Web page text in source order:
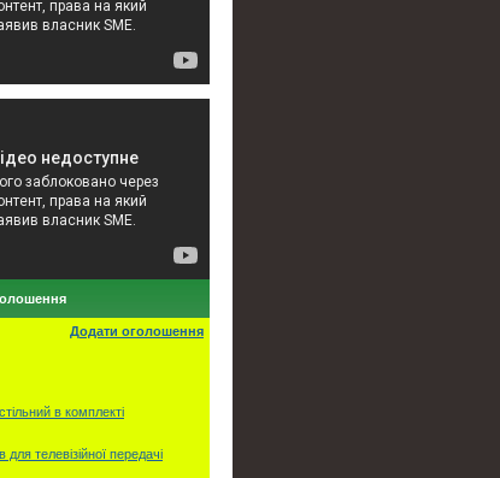
Додати оголошення
в комплекті
для телевізійної передачі